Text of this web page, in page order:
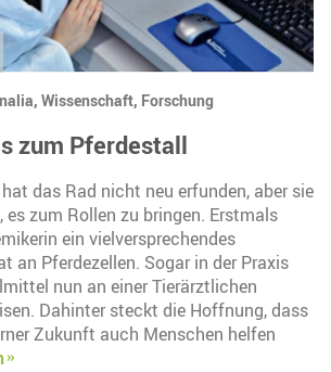
Wissenschaft, Forschung
zum Pferdestall
das Rad nicht neu erfunden, aber sie
zum Rollen zu bringen. Erstmals
ein vielversprechendes
an Pferdezellen. Sogar in der Praxis
nun an einer Tierärztlichen
Dahinter steckt die Hoffnung, dass
Zukunft auch Menschen helfen